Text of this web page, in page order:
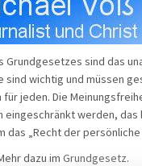
Grundgesetzes sind das
sind wichtig und müssen
jeden. Die
eingeschränkt werden,
das „Recht der
dazu im Grundgesetz.